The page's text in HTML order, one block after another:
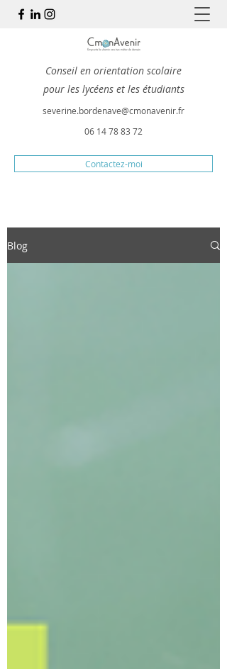
Conseil en orientation scolaire
pour les lycéens et les étudiants
severine.bordenave@cmonavenir.fr
06 14 78 83 72
Contactez-moi
Blog